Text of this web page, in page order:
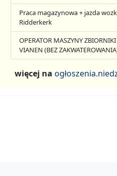
Praca magazynowa + jazda
Ridderkerk
OPERATOR MASZYNY
VIANEN (BEZ
więcej na